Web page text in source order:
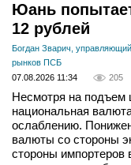
Юань
12 рублей
Богдан Зварич,
рынков ПСБ
07.08.2026 11:34
205
Несмотря на подъем
национальная
ослаблению.
валюты со стороны
стороны импортеров